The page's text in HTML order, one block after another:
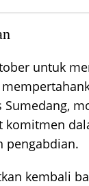
untuk
Sumedang,
pengabdian.
kembali